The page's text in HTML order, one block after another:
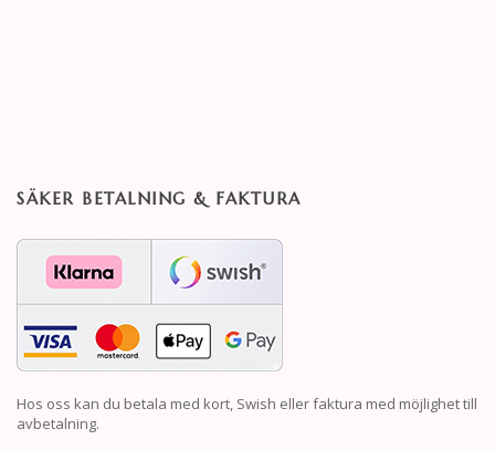
SÄKER BETALNING & FAKTURA
Hos oss kan du betala med kort, Swish eller faktura med möjlighet till
avbetalning.